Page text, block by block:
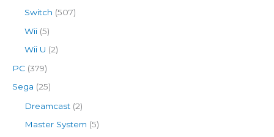
Switch (507)
Wii (5)
Wii U (2)
PC (379)
Sega (25)
Dreamcast (2)
Master System (5)